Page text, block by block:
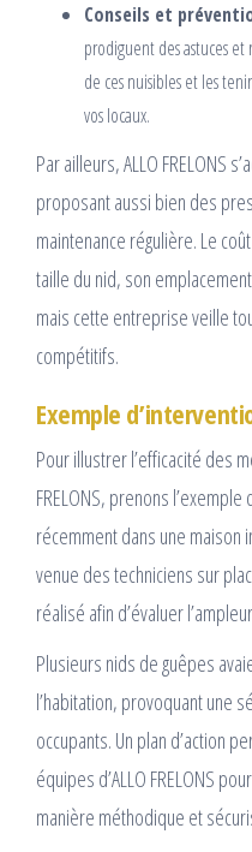
Conseils et
prodiguent des astuces
de ces nuisibles et les
vos locaux.
Par ailleurs, ALLO FRELONS
proposant aussi bien des
maintenance régulière. Le
taille du nid, son
mais cette entreprise veille
compétitifs.
Exemple
Pour illustrer l’efficacité des
FRELONS, prenons
récemment dans une maison
venue des techniciens sur
réalisé afin d’évaluer
Plusieurs nids de guêpes
l’habitation, provoquant une
occupants. Un plan d’action
équipes d’ALLO FRELONS
manière méthodique et